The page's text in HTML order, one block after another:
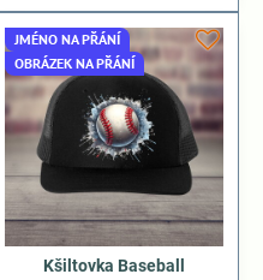
JMÉNO NA PŘÁNÍ
OBRÁZEK NA PŘÁNÍ
Kšiltovka Baseball